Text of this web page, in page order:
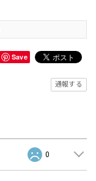
Save
通報する
0